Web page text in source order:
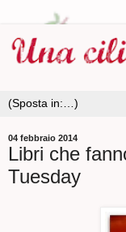
04 febbraio 2014
Libri che
Tuesday